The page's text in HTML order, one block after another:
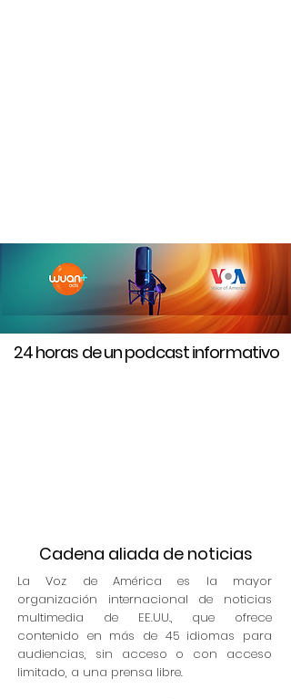
24 horas de un podcast informativo
Cadena aliada de noticias
La Voz de América es la mayor
organización internacional de noticias
multimedia de EE.UU., que ofrece
contenido en más de 45 idiomas para
audiencias, sin acceso o con acceso
limitado, a una prensa libre.